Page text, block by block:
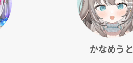
かなめうと